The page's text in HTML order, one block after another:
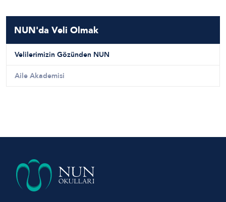
NUN'da Veli Olmak
Velilerimizin Gözünden NUN
Aile Akademisi